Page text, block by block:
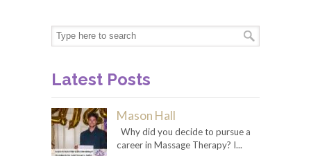
Latest Posts
Mason Hall
Why did you decide to pursue a
career in Massage Therapy? I...